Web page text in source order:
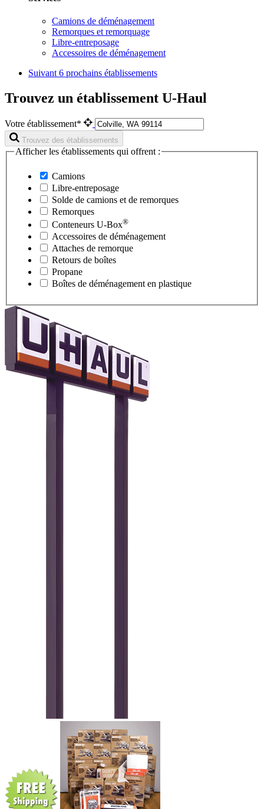
Camions de déménagement
Remorques et remorquage
Libre-entreposage
Accessoires de déménagement
Suivant 6 prochains établissements
Trouvez un établissement U-Haul
Votre établissement*
Trouvez des établissements
Afficher les établissements qui offrent :
Camions
Libre-entreposage
Solde de camions et de remorques
Remorques
Conteneurs U-Box®
Accessoires de déménagement
Attaches de remorque
Retours de boîtes
Propane
Boîtes de déménagement en plastique